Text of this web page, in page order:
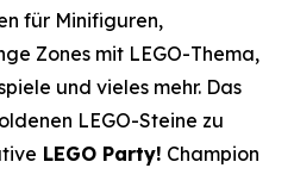
für Minifiguren,
Zones mit LEGO-Thema,
und vieles mehr. Das
LEGO-Steine zu
LEGO Party! Champion